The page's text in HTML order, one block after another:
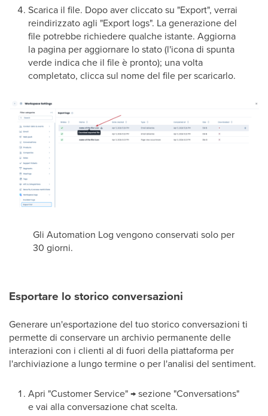
Scarica il file. Dopo aver cliccato su "Export", verrai
reindirizzato agli "Export logs". La generazione del
file potrebbe richiedere qualche istante. Aggiorna
la pagina per aggiornare lo stato (l'icona di spunta
verde indica che il file è pronto); una volta
completato, clicca sul nome del file per scaricarlo.
Gli Automation Log vengono conservati solo per
30 giorni.
Esportare lo storico conversazioni
Generare un'esportazione del tuo storico conversazioni ti
permette di conservare un archivio permanente delle
interazioni con i clienti al di fuori della piattaforma per
l'archiviazione a lungo termine o per l'analisi del sentiment.
Apri "Customer Service" → sezione "Conversations"
e vai alla conversazione chat scelta.